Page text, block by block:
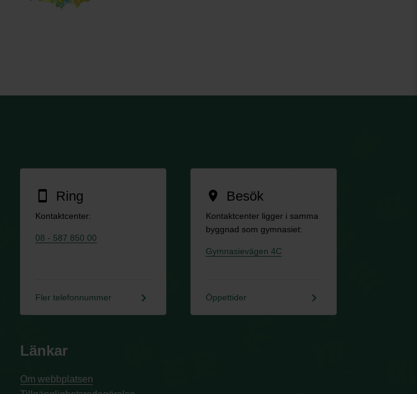
smartphone Ring
Kontaktcenter:
08 - 587 850 00
Fler telefonnummer keyboard_arrow_right
location_on Besök
Kontaktcenter ligger i samma
byggnad som gymnasiet:
Gymnasievägen 4C
Öppettider keyboard_arrow_right
Länkar
Om webbplatsen